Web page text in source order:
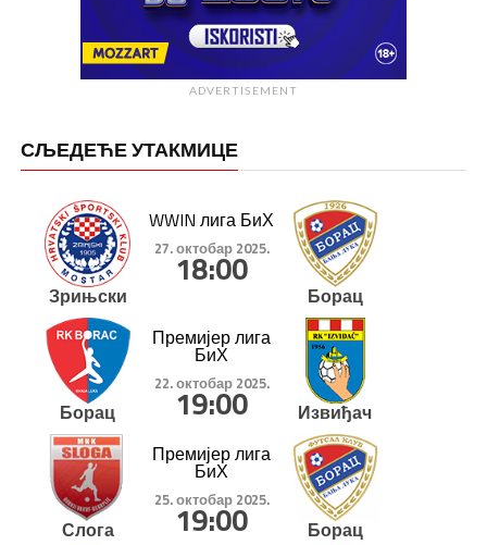
ADVERTISEMENT
СЉЕДЕЋЕ УТАКМИЦЕ
Зрињски
WWIN лига БиХ
27. октобар 2025.
18:00
Борац
Борац
Премијер лига
БиХ
22. октобар 2025.
19:00 Извиђач
Слога
Премијер лига
БиХ
25. октобар 2025.
19:00 Борац